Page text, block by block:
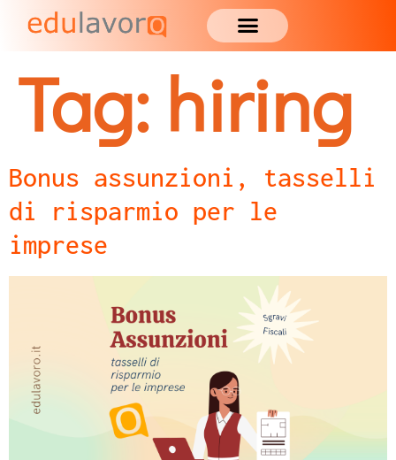
Tag: hiring
Bonus assunzioni, tasselli
di risparmio per le
imprese